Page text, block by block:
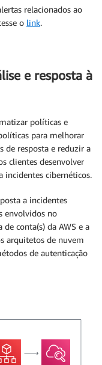
relacionados ao
o link.
e resposta à
políticas e
para melhorar
de resposta e reduzir a
clientes desenvolver
incidentes cibernéticos.
a incidentes
envolvidos no
conta(s) da AWS e a
arquitetos de nuvem
de autenticação